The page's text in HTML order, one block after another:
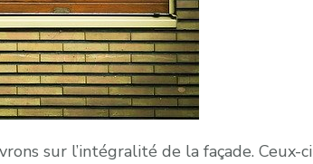
sur l’intégralité de la façade. Ceux-ci